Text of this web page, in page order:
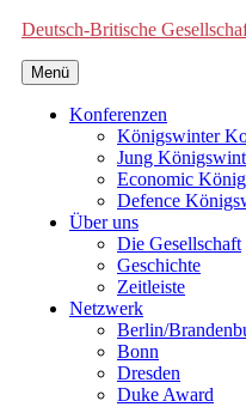
Deutsch-Britische
Menü
Konferenzen
Königswinter
Jung
Economic
Defence
Über uns
Die Gesellschaft
Geschichte
Zeitleiste
Netzwerk
Berlin/
Bonn
Dresden
Duke Award